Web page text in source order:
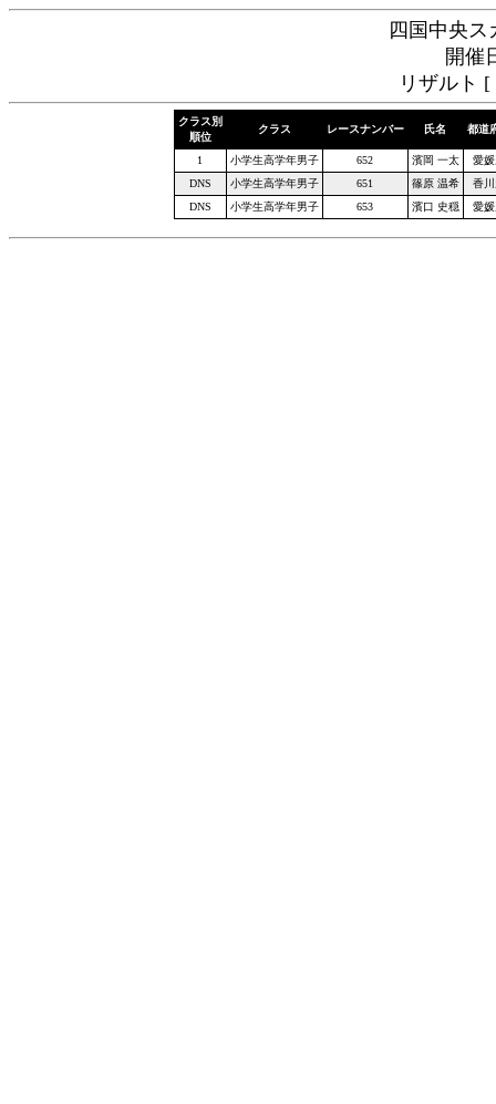
四国中央ス
開催
リザルト
クラス別
順位
クラス レースナンバー 氏名 都道
1 小学生高学年男子 652 濱岡 一太
愛
DNS
小学生高学年男子 651 篠原 温希
香
DNS
小学生高学年男子 653 濱口 史穏 愛